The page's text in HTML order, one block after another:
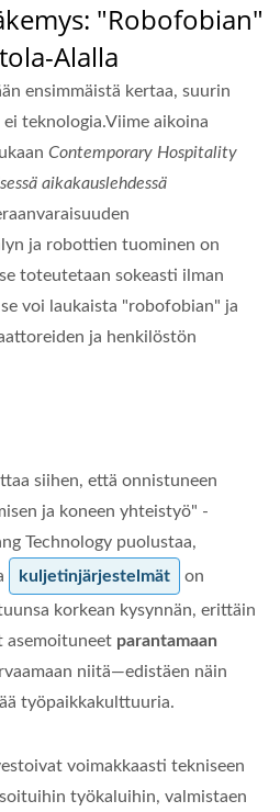
"Robofobian"
Alalla
ensimmäistä kertaa, suurin
teknologia.Viime aikoina
Contemporary Hospitality
aikakauslehdessä
ja robottien tuominen on
toteutetaan sokeasti ilman
voi laukaista "robofobian" ja
ja henkilöstön
siihen, että onnistuneen
ja koneen yhteistyö" -
Technology puolustaa,
kuljetinjärjestelmät
on
korkean kysynnän, erittäin
asemoituneet parantamaan
niitä—edistäen näin
työpaikkakulttuuria.
voimakkaasti tekniseen
työkaluihin, valmistaen